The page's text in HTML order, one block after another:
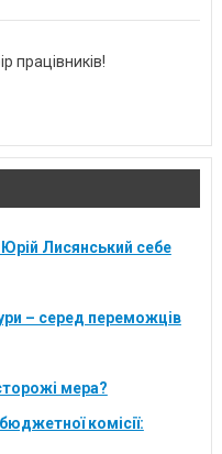
працівників!
Лисянський себе
– серед переможців
мера?
комісії: